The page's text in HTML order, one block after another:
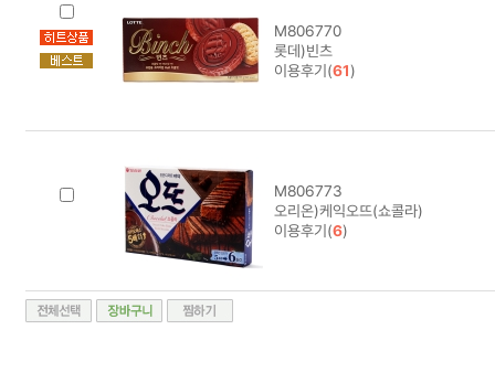
M806770
롯데)빈츠
이용후기(61)
M806773
오리온)케익오뜨(쇼콜라)
이용후기(6)